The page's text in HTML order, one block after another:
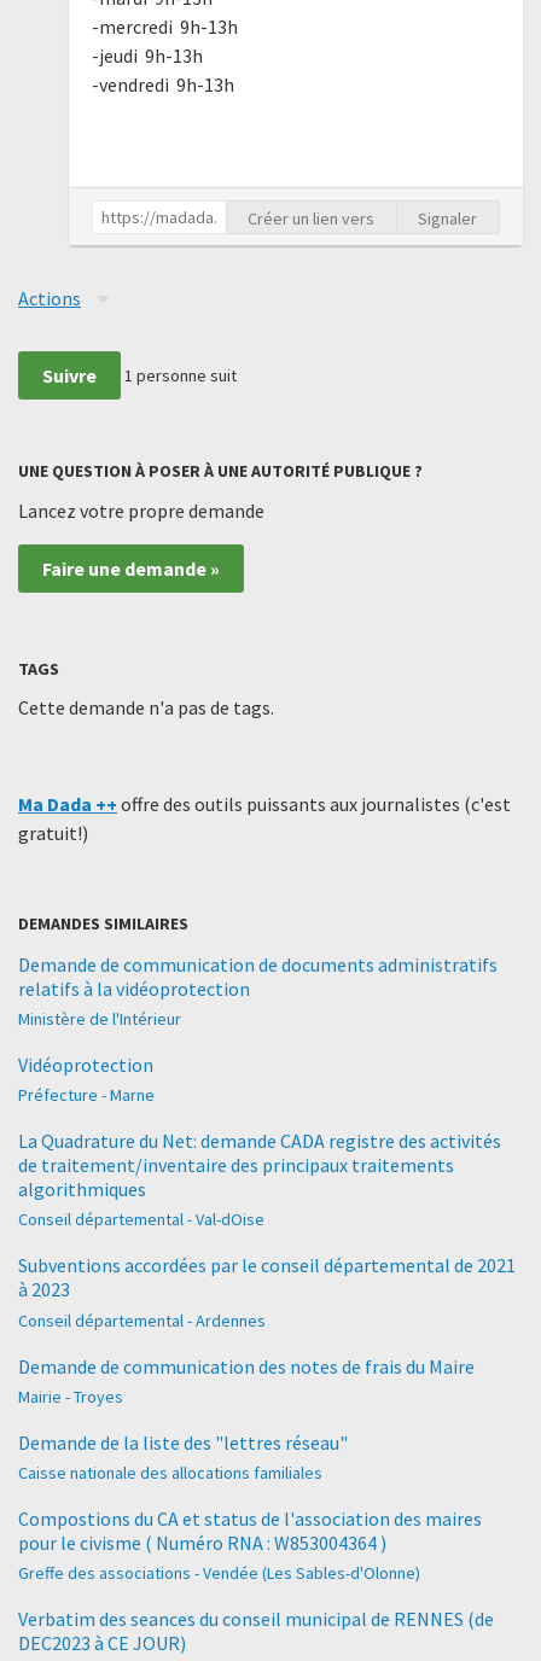
-mercredi 9h-13h
-jeudi 9h-13h
-vendredi 9h-13h
Créer un lien vers Signaler
Actions
Suivre 1 personne suit
UNE QUESTION À POSER À UNE AUTORITÉ PUBLIQUE ?
Lancez votre propre demande
Faire une demande »
TAGS
Cette demande n'a pas de tags.
Ma Dada ++ offre des outils puissants aux journalistes (c'est
gratuit!)
DEMANDES SIMILAIRES
Demande de communication de documents administratifs
relatifs à la vidéoprotection
Ministère de l'Intérieur
Vidéoprotection
Préfecture - Marne
La Quadrature du Net: demande CADA registre des activités
de traitement/inventaire des principaux traitements
algorithmiques
Conseil départemental - Val-dOise
Subventions accordées par le conseil départemental de 2021
à 2023
Conseil départemental - Ardennes
Demande de communication des notes de frais du Maire
Mairie - Troyes
Demande de la liste des "lettres réseau"
Caisse nationale des allocations familiales
Compostions du CA et status de l'association des maires
pour le civisme ( Numéro RNA : W853004364 )
Greffe des associations - Vendée (Les Sables-d'Olonne)
Verbatim des seances du conseil municipal de RENNES (de
DEC2023 à CE JOUR)